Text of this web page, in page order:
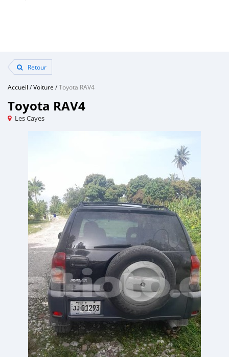
Retour
Accueil /Voiture /Toyota RAV4
Toyota RAV4
Les Cayes